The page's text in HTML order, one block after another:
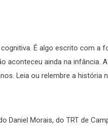
É algo escrito com a
ainda na infância.
Leia ou relembre a história
Daniel Morais, do TRT de